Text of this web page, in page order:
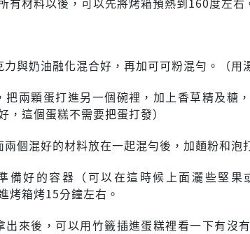
力與奶油融化混合好，再加可可粉混勻。（用
把兩顆蛋打進另一個碗裡，加上香草精及糖
，這個蛋糕不需要把蛋打發）
兩個混好的材料放在一起混勻後，加麵粉和泡
備好的容器（可以在這時候上面灑些堅果
烤箱烤15分鐘左右。
出來後，可以用竹籤插進蛋糕裡看一下有沒